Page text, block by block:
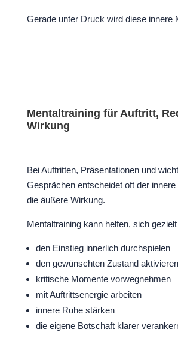
Gerade unter Druck wird diese innere
Mentaltraining für Auftritt,
Wirkung
Bei Auftritten, Präsentationen und
Gesprächen entscheidet oft der
die äußere Wirkung.
Mentaltraining kann helfen, sich
den Einstieg innerlich durchspielen
den gewünschten Zustand aktivieren
kritische Momente vorwegnehmen
mit Auftrittsenergie arbeiten
innere Ruhe stärken
die eigene Botschaft klarer